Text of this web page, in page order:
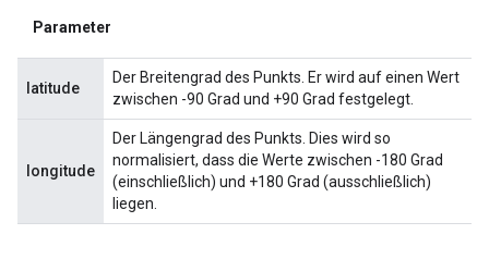
Parameter
latitude
Der Breitengrad des Punkts. Er wird auf einen Wert
zwischen -90 Grad und +90 Grad festgelegt.
longitude
Der Längengrad des Punkts. Dies wird so
normalisiert, dass die Werte zwischen -180 Grad
(einschließlich) und +180 Grad (ausschließlich)
liegen.